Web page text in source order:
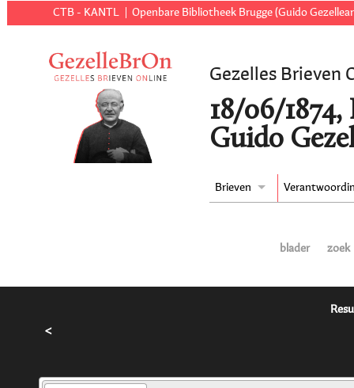
CTB - KANTL Openbare Bibliotheek Brugge (Guido
Gezelles Brieven
18/06/
Guido
Brieven
blader zoek
<